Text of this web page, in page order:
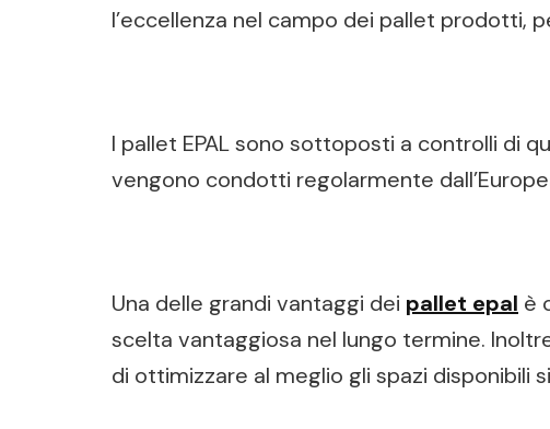
l’eccellenza nel campo dei pallet prodotti,
I pallet EPAL sono sottoposti a controlli di
vengono condotti regolarmente
Una delle grandi vantaggi dei pallet epal è
scelta vantaggiosa nel lungo termine.
di ottimizzare al meglio gli spazi disponibili